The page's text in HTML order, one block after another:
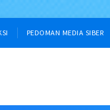
PEDOMAN MEDIA SIBER